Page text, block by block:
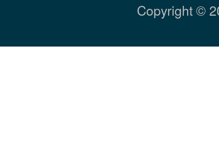
Copyright ©